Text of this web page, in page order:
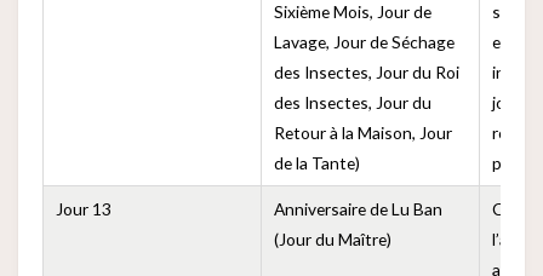
Sixième Mois, Jour de
Lavage, Jour de Séchage
des Insectes, Jour du Roi
des Insectes, Jour du
Retour à la Maison, Jour
de la Tante)
et
jour
Jour 13
Anniversaire de Lu Ban
(Jour du Maître)